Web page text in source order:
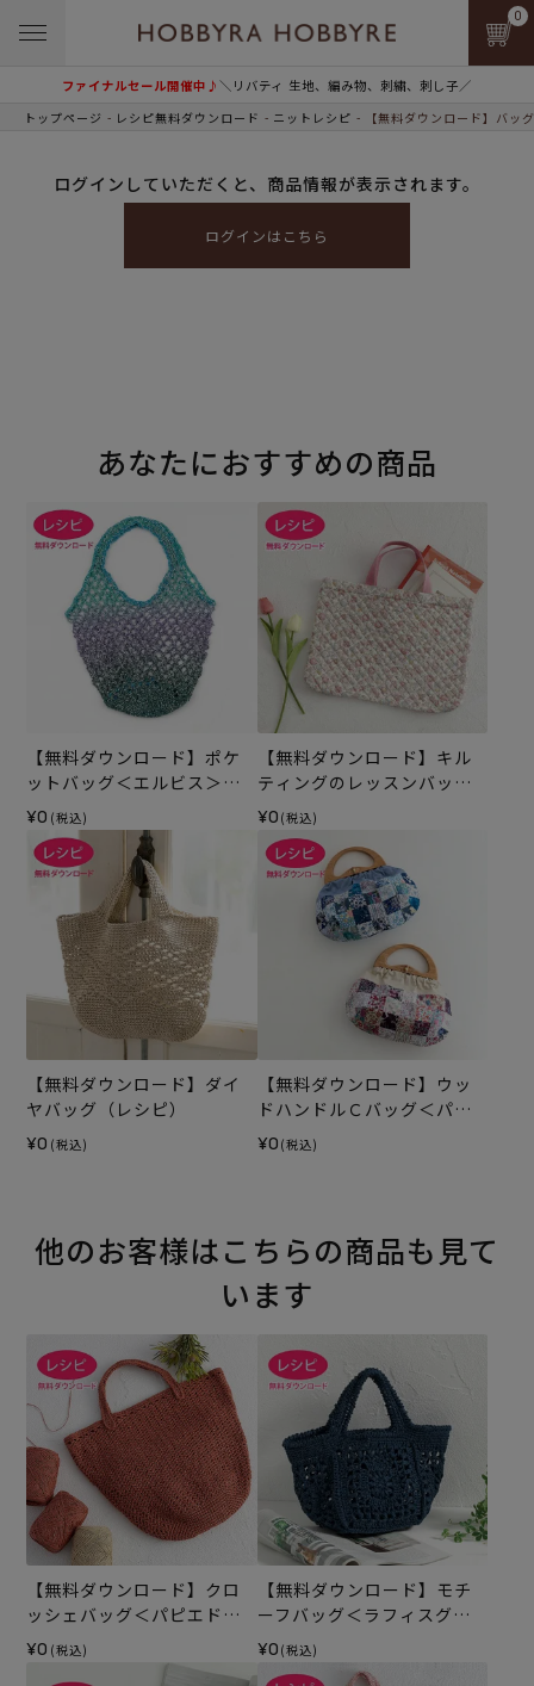
ファイナルセール開催中♪＼リバティ 生地、編み物、刺繍、刺し子／
0
トップページ レシピ無料ダウンロード ニットレシピ 【無料ダウンロード】バッ
ログインしていただくと、商品情報が表示されます。
ログインはこちら
あなたにおすすめの商品
【無料ダウンロード】ポケ
ットバッグ＜エルビス＞
（レシピ）
¥0 (税込)
【無料ダウンロード】キル
ティングのレッスンバッグ
（レシピ）
¥0 (税込)
【無料ダウンロード】ダイ
ヤバッグ（レシピ）
¥0 (税込)
【無料ダウンロード】ウッ
ドハンドルＣバッグ＜パッ
チワーク＞（レシピ）
¥0 (税込)
他のお客様はこちらの商品も見て
います
【無料ダウンロード】クロ
ッシェバッグ＜パピエドゥ
＞（レシピ）
¥0 (税込)
【無料ダウンロード】モチ
ーフバッグ＜ラフィスグラ
ン＞（レシピ）
¥0 (税込)